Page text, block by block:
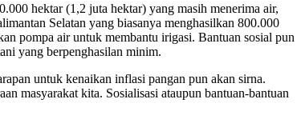
hektar (1,2 juta hektar) yang masih menerima air,
Selatan yang biasanya menghasilkan 800.000
pompa air untuk membantu irigasi. Bantuan sosial pun
yang berpenghasilan minim.
untuk kenaikan inflasi pangan pun akan sirna.
masyarakat kita. Sosialisasi ataupun bantuan-bantuan